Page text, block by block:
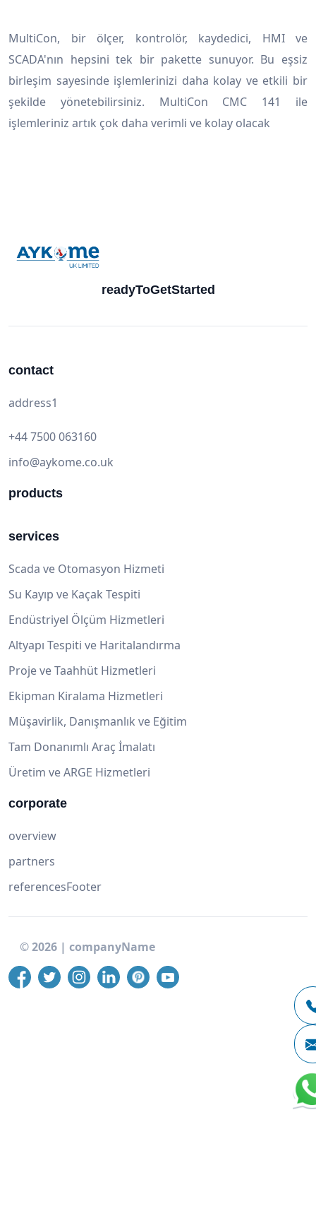
MultiCon, bir ölçer, kontrolör, kaydedici, HMI ve
SCADA'nın hepsini tek bir pakette sunuyor. Bu eşsiz
birleşim sayesinde işlemlerinizi daha kolay ve etkili bir
şekilde yönetebilirsiniz. MultiCon CMC 141 ile
işlemleriniz artık çok daha verimli ve kolay olacak
readyToGetStarted
contact
address1
+44 7500 063160
info@aykome.co.uk
products
services
Scada ve Otomasyon Hizmeti
Su Kayıp ve Kaçak Tespiti
Endüstriyel Ölçüm Hizmetleri
Altyapı Tespiti ve Haritalandırma
Proje ve Taahhüt Hizmetleri
Ekipman Kiralama Hizmetleri
Müşavirlik, Danışmanlık ve Eğitim
Tam Donanımlı Araç İmalatı
Üretim ve ARGE Hizmetleri
corporate
overview
partners
referencesFooter
©2026 | companyName